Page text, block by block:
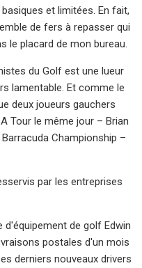
et limitées. En fait,
de fers à repasser qui
le placard de mon bureau.
du Golf est une lueur
lamentable. Et comme le
deux joueurs gauchers
Tour le même jour – Brian
Championship –
par les entreprises
d'équipement de golf Edwin
postales d'un mois
derniers nouveaux drivers